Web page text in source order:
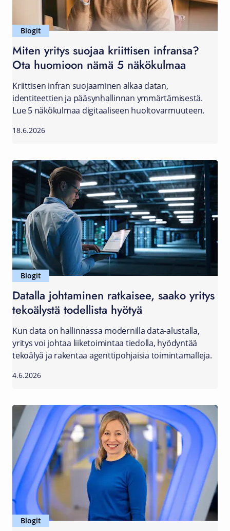
Blogit
Miten yritys suojaa kriittisen infransa?
Ota huomioon nämä 5 näkökulmaa
Kriittisen infran suojaaminen alkaa datan,
identiteettien ja pääsynhallinnan ymmärtämisestä.
Lue 5 näkökulmaa digitaaliseen huoltovarmuuteen.
18.6.2026
Blogit
Datalla johtaminen ratkaisee, saako yritys
tekoälystä todellista hyötyä
Kun data on hallinnassa modernilla data-alustalla,
yritys voi johtaa liiketoimintaa tiedolla, hyödyntää
tekoälyä ja rakentaa agenttipohjaisia toimintamalleja.
4.6.2026
Blogit